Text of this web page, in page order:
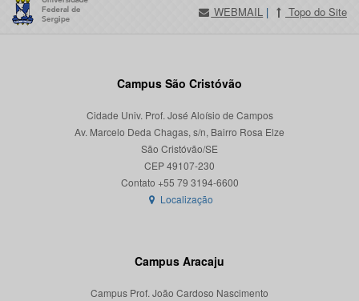
WEBMAIL | Topo do Site
Campus São Cristóvão
Cidade Univ. Prof. José Aloísio de Campos
Av. Marcelo Deda Chagas, s/n, Bairro Rosa Elze
São Cristóvão/SE
CEP 49107-230
Localização
Campus Aracaju
Campus Prof. João Cardoso Nascimento